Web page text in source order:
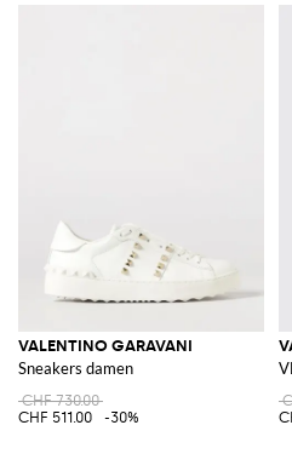
VALENTINO GARAVANI
Sneakers damen
CHF 730.00
CHF 511.00
-30%